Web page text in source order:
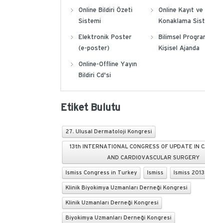
Online Bildiri Özeti
Sistemi
Online Kayıt ve
Konaklama
Elektronik Poster
(e-poster)
Bilimsel
Kişisel Ajanda
Online-Offline Yayın
Bildiri Cd'si
Etiket Bulutu
27. Ulusal Dermatoloji Kongresi
13th INTERNATIONAL CONGRESS OF UPDATE IN
AND CARDIOVASCULAR SURGERY
Ismiss Congress in Turkey Ismiss Ismiss 2013
Klinik Biyokimya Uzmanları Derneği Kongresi
Klinik Uzmanları Derneği Kongresi
Biyokimya Uzmanları Derneği Kongresi